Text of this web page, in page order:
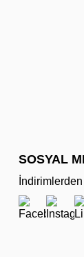
SOSYAL